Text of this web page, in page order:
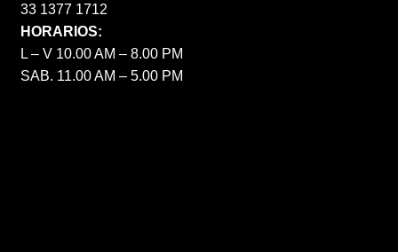
33 1377 1712
HORARIOS:
L – V 10.00 AM – 8.00 PM
SAB. 11.00 AM – 5.00 PM